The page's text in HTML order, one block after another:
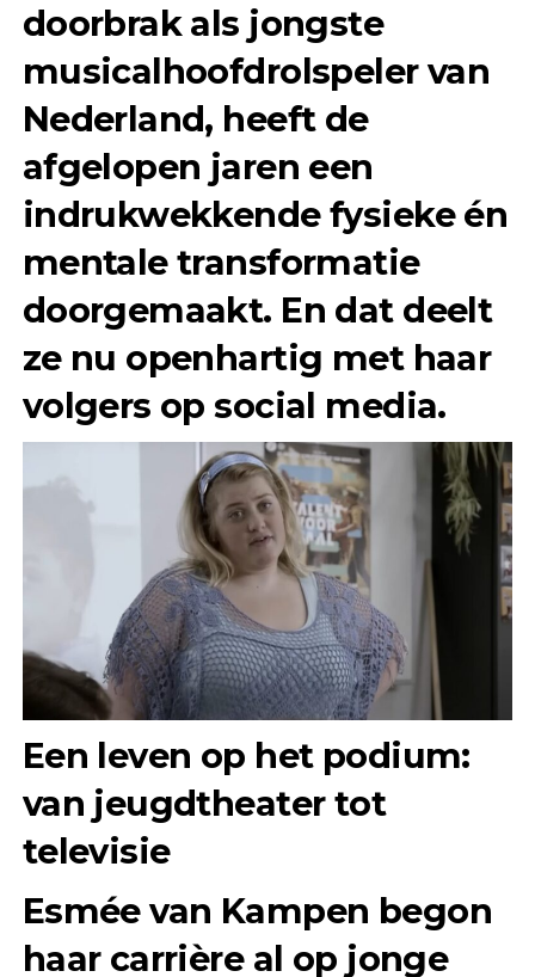
doorbrak als jongste
musicalhoofdrolspeler van
Nederland, heeft de
afgelopen jaren een
indrukwekkende fysieke én
mentale transformatie
doorgemaakt. En dat deelt
ze nu openhartig met haar
volgers op social media.
Een leven op het podium:
van jeugdtheater tot
televisie
Esmée van Kampen begon
haar carrière al op jonge